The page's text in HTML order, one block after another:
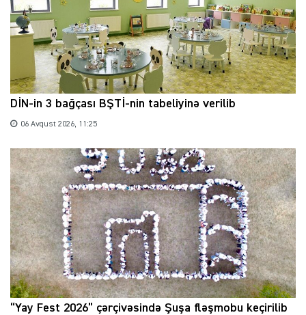
DİN-in 3 bağçası BŞTİ-nin tabeliyinə verilib
06 Avqust 2026, 11:25
“Yay Fest 2026” çərçivəsində Şuşa fləşmobu keçirilib